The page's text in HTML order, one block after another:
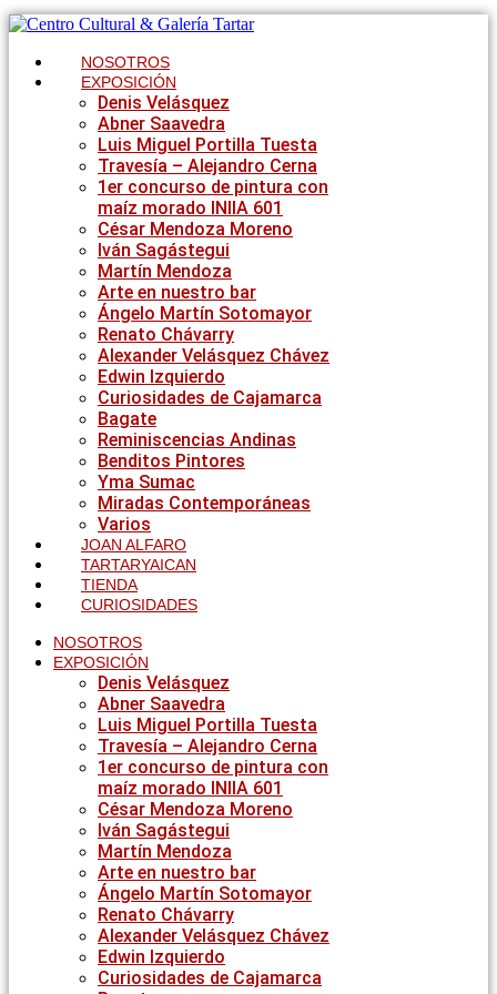
Ir
al
contenido
NOSOTROS
EXPOSICIÓN
Denis Velásquez
Abner Saavedra
Luis Miguel Portilla Tuesta
Travesía – Alejandro Cerna
1er concurso de pintura con
maíz morado INIIA 601
César Mendoza Moreno
Iván Sagástegui
Martín Mendoza
Arte en nuestro bar
Ángelo Martín Sotomayor
Renato Chávarry
Alexander Velásquez Chávez
Edwin Izquierdo
Curiosidades de Cajamarca
Bagate
Reminiscencias Andinas
Benditos Pintores
Yma Sumac
Miradas Contemporáneas
Varios
JOAN ALFARO
TARTARYAICAN
TIENDA
CURIOSIDADES
NOSOTROS
EXPOSICIÓN
Denis Velásquez
Abner Saavedra
Luis Miguel Portilla Tuesta
Travesía – Alejandro Cerna
1er concurso de pintura con
maíz morado INIIA 601
César Mendoza Moreno
Iván Sagástegui
Martín Mendoza
Arte en nuestro bar
Ángelo Martín Sotomayor
Renato Chávarry
Alexander Velásquez Chávez
Edwin Izquierdo
Curiosidades de Cajamarca